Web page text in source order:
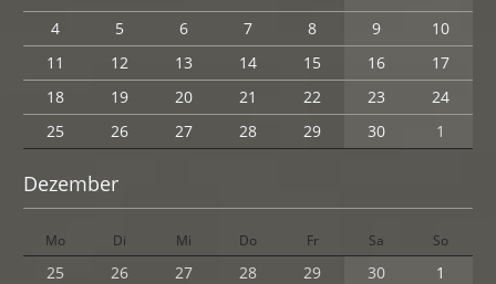
4
5 6 7 8 9
10
11
12 13 14 15 16
17
18
19 20 21 22 23
24
25
26 27 28 29 30 1
Dezember
Mo Di Mi Do Fr Sa So
25 26 27 28 29 30
1